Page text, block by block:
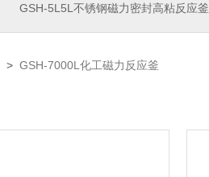
GSH-5L5L不锈钢磁力密封高粘反应釜
> GSH-7000L化工磁力反应釜